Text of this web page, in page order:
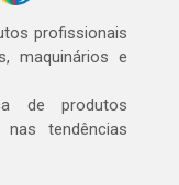
profissionais
maquinários e
de produtos
nas tendências